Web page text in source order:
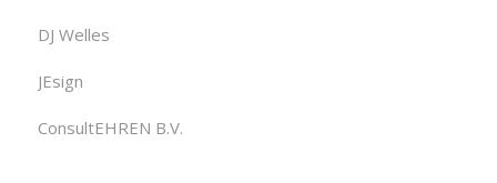
DJ Welles
JEsign
ConsultEHREN B.V.